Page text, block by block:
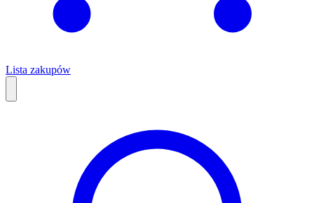
Lista zakupów